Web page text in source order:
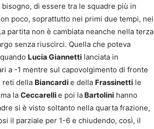
di essere tra le squadre più in
poco, soprattutto nei primi due tempi, nei
partita non è cambiata neanche nella terza
senza riuscirci. Quella che poteva
Lucia Giannetti lanciata in
a -1 mentre sul capovolgimento di fronte
reti della Biancardie della Frassinetti le
la Ceccarellie poi la Bartolini hanno
si è visto soltanto nella quarta frazione,
il parziale per 1-6 e chiudendo, così, il